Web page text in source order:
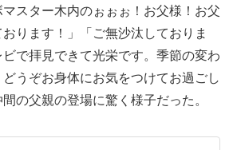
スター木内のぉぉぉ！お父様！お父
ります！」「ご無沙汰しておりま
で拝見できて光栄です。季節の変わ
うぞお身体にお気をつけてお過ごし
の父親の登場に驚く様子だった。